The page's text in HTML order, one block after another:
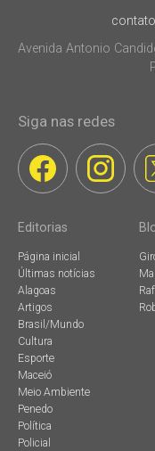
Avenida Antonio
Siga nas redes
Editorias
Página inicial
Últimas notícias
Alagoas
Artigos
Brasil/Mundo
Cultura
Esporte
Maceió
Meio Ambiente
Penedo
Política
Policial